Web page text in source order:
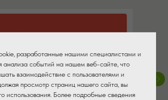
разработанные нашими специалистами и
анализа событий на нашем веб-сайте, что
взаимодействие с пользователями и
просмотр страниц нашего сайта, вы
использования. Более подробные сведения